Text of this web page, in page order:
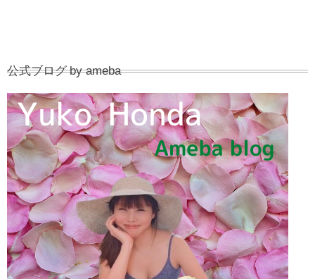
公式ブログ by ameba